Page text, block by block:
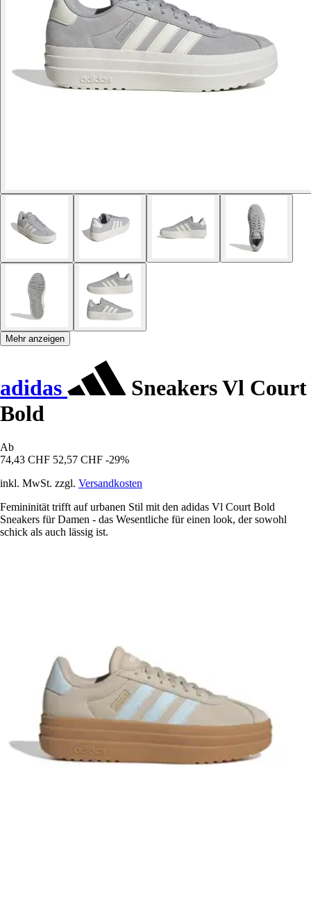
Mehr anzeigen
adidas
Sneakers Vl Court
Bold
Ab
74,43 CHF 52,57 CHF -29%
inkl. MwSt. zzgl. Versandkosten
Femininität trifft auf urbanen Stil mit den adidas Vl Court Bold
Sneakers für Damen - das Wesentliche für einen look, der sowohl
schick als auch lässig ist.